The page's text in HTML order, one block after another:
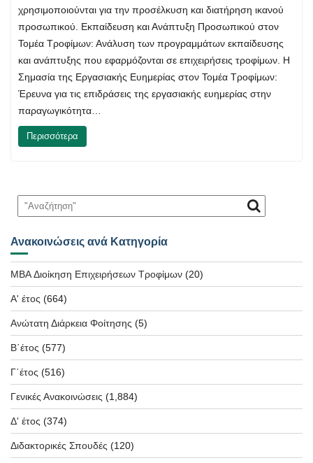
χρησιμοποιούνται για την προσέλκυση και διατήρηση ικανού
προσωπικού. Εκπαίδευση και Ανάπτυξη Προσωπικού στον
Τομέα Τροφίμων: Ανάλυση των προγραμμάτων εκπαίδευσης
και ανάπτυξης που εφαρμόζονται σε επιχειρήσεις τροφίμων. Η
Σημασία της Εργασιακής Ευημερίας στον Τομέα Τροφίμων:
Έρευνα για τις επιδράσεις της εργασιακής ευημερίας στην
παραγωγικότητα…
Περισσότερα
Ανακοινώσεις ανά Κατηγορία
MBA Διοίκηση Επιχειρήσεων Τροφίμων (20)
Α' έτος (664)
Ανώτατη Διάρκεια Φοίτησης (5)
Β΄έτος (577)
Γ΄έτος (516)
Γενικές Ανακοινώσεις (1,884)
Δ' έτος (374)
Διδακτορικές Σπουδές (120)